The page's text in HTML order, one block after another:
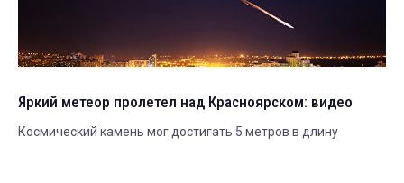
Яркий метеор пролетел над Красноярском: видео
Космический камень мог достигать 5 метров в длину